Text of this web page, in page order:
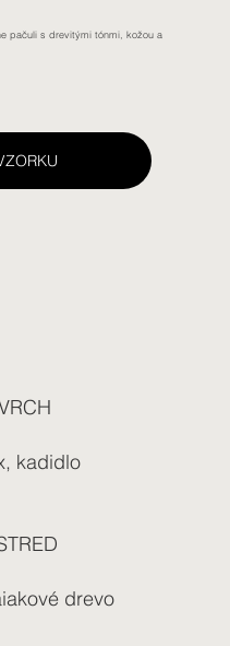
pačuli s drevitými tónmi, kožou a
kadidlo
drevo